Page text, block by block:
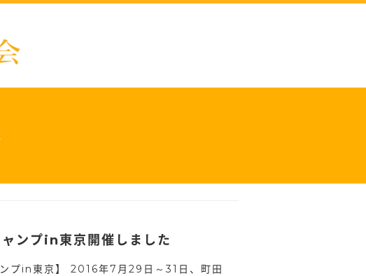
ンプin東京開催しました
プin東京】 2016年7月29日～31日、町田